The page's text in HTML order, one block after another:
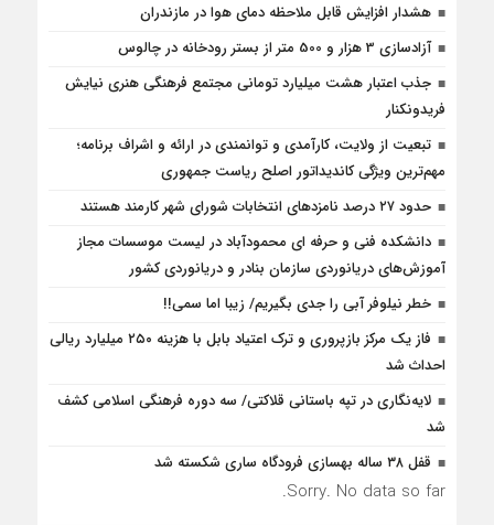
هشدار افزایش قابل ملاحظه دمای هوا در مازندران
آزادسازی 3 هزار و 500 متر از بستر رودخانه در چالوس
جذب اعتبار هشت میلیارد تومانی مجتمع فرهنگی هنری نیایش
فریدونکنار
تبعیت از ولایت، کارآمدی و توانمندی در ارائه و اشراف برنامه؛
مهم‌ترین ویژگی کاندیداتور اصلح ریاست جمهوری
حدود ۲۷ درصد نامزدهای انتخابات شورای شهر کارمند هستند
دانشکده فنی و حرفه ای محمودآباد در لیست موسسات مجاز
آموزش‌های دریانوردی سازمان بنادر و دریانوردی کشور
خطر نیلوفر آبی را جدی بگیریم/ زیبا اما سمی!!
فاز یک مرکز بازپروری و ترک اعتیاد بابل با هزینه ۲۵۰ میلیارد ریالی
احداث شد
لایه‌نگاری در تپه باستانی قلاکتی/ سه دوره فرهنگی اسلامی کشف
شد
قفل ۳۸ ساله بهسازی فرودگاه ساری شکسته شد
Sorry. No data so far.